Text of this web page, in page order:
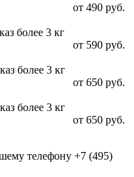
от 490 руб.
более 3 кг
от 590 руб.
более 3 кг
от 650 руб.
более 3 кг
от 650 руб.
телефону +7 (495)